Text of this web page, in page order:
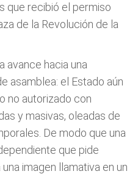
que recibió el permiso
de la Revolución de la
avance hacia una
asamblea: el Estado aún
no autorizado con
y masivas, oleadas de
De modo que una
que pide
imagen llamativa en un